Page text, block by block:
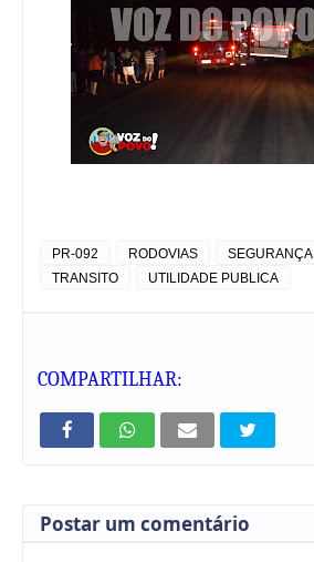
PR-092 RODOVIAS SEGURANÇA
TRANSITO
UTILIDADE PUBLICA
COMPARTILHAR:
Postar um comentário